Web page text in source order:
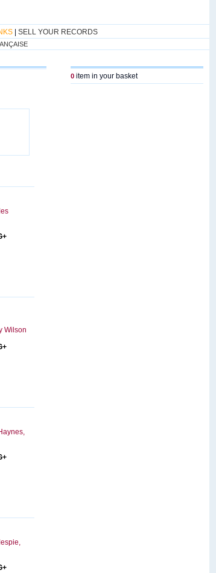
SELL YOUR RECORDS
Wilson
0 item in your basket